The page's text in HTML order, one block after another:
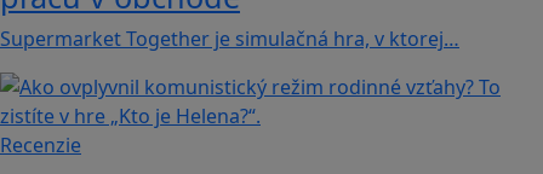
Supermarket Together je simulačná hra, v ktorej…
Recenzie